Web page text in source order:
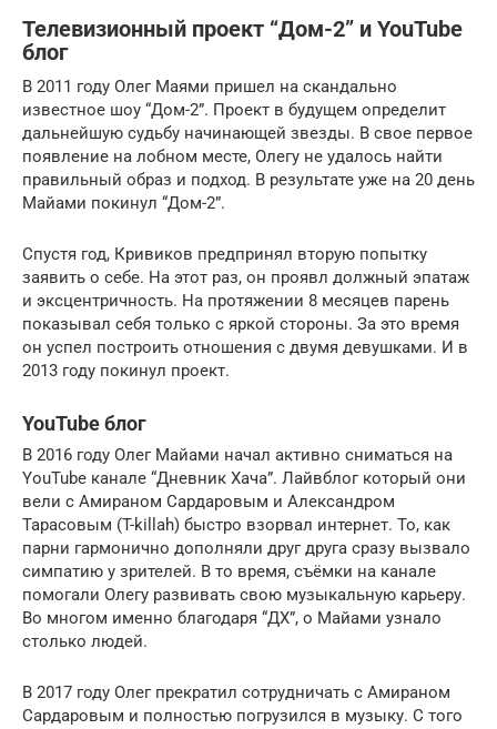
Телевизионный проект “Дом-2” и YouTube
блог
В 2011 году Олег Маями пришел на скандально
известное шоу “Дом-2”. Проект в будущем определит
дальнейшую судьбу начинающей звезды. В свое первое
появление на лобном месте, Олегу не удалось найти
правильный образ и подход. В результате уже на 20 день
Майами покинул “Дом-2”.
Спустя год, Кривиков предпринял вторую попытку
заявить о себе. На этот раз, он проявл должный эпатаж
и эксцентричность. На протяжении 8 месяцев парень
показывал себя только с яркой стороны. За это время
он успел построить отношения с двумя девушками. И в
2013 году покинул проект.
YouTube блог
В 2016 году Олег Майами начал активно сниматься на
YouTube канале “Дневник Хача”. Лайвблог который они
вели с Амираном Сардаровым и Александром
Тарасовым (T-killah) быстро взорвал интернет. То, как
парни гармонично дополняли друг друга сразу вызвало
симпатию у зрителей. В то время, съёмки на канале
помогали Олегу развивать свою музыкальную карьеру.
Во многом именно благодаря “ДХ”, о Майами узнало
столько людей.
В 2017 году Олег прекратил сотрудничать с Амираном
Сардаровым и полностью погрузился в музыку. С того